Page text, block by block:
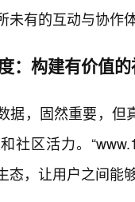
未有的互动与协作
：构建有价值
据，固然重要，
社区活力。
态，让用户之间能